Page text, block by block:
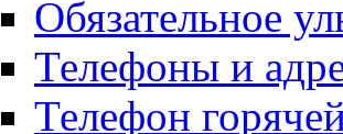
Обязательное
Телефоны и
Телефон